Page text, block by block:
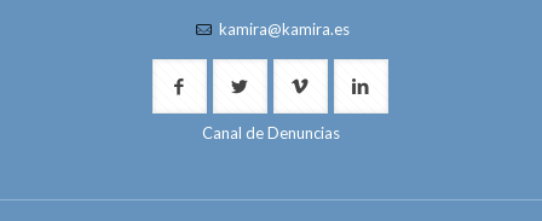
kamira@kamira.es
Canal de Denuncias